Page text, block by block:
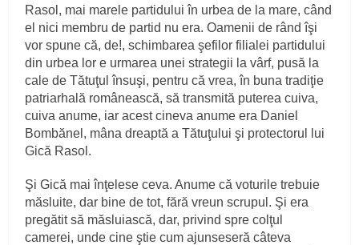
Rasol, mai marele partidului în urbea de la mare, când
el nici membru de partid nu era. Oamenii de rând îşi
vor spune că, de!, schimbarea şefilor filialei partidului
din urbea lor e urmarea unei strategii la vârf, pusă la
cale de Tătuţul însuşi, pentru că vrea, în buna tradiţie
patriarhală românească, să transmită puterea cuiva,
cuiva anume, iar acest cineva anume era Daniel
Bombănel, mâna dreaptă a Tătuţului şi protectorul lui
Gică Rasol.
Şi Gică mai înţelese ceva. Anume că voturile trebuie
măsluite, dar bine de tot, fără vreun scrupul. Şi era
pregătit să măsluiască, dar, privind spre colţul
camerei, unde cine ştie cum ajunseseră câteva